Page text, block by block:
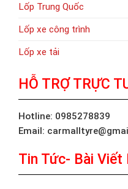
Lốp Trung Quốc
Lốp xe công trình
Lốp xe tải
HỖ TRỢ TRỰC
Hotline: 0985278839
Email:
Tin Tức- Bài Viết